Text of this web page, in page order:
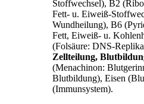
Stoffwechsel), B2
Fett- u. Eiweiß-
Wundheilung), B6
Fett, Eiweiß- u.
(Folsäure: DNS-
Zellteilung,
(Menachinon:
Blutbildung), Eisen
(Immunsystem).